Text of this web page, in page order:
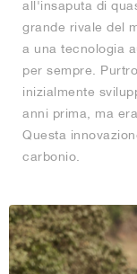
all'insaputa di
grande rivale del
a una tecnologia
per sempre.
inizialmente
anni prima, ma
Questa
carbonio.